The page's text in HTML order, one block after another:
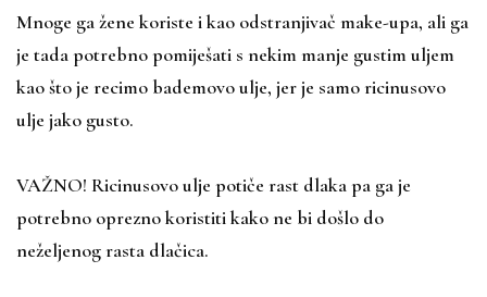
Mnoge ga žene koriste i kao odstranjivač make-upa, ali ga
je tada potrebno pomiješati s nekim manje gustim uljem
kao što je recimo bademovo ulje, jer je samo ricinusovo
ulje jako gusto.
VAŽNO! Ricinusovo ulje potiče rast dlaka pa ga je
potrebno oprezno koristiti kako ne bi došlo do
neželjenog rasta dlačica.